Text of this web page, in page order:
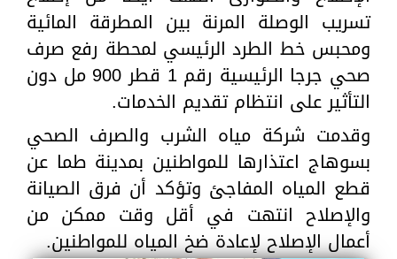
تسريب الوصلة المرنة بين المطرقة المائية
ومحبس خط الطرد الرئيسي لمحطة رفع صرف
صحي جرجا الرئيسية رقم 1 قطر 900 مل دون
التأثير على انتظام تقديم الخدمات.
وقدمت شركة مياه الشرب والصرف الصحي
بسوهاج اعتذارها للمواطنين بمدينة طما عن
قطع المياه المفاجئ وتؤكد أن فرق الصيانة
والإصلاح انتهت في أقل وقت ممكن من
أعمال الإصلاح لإعادة ضخ المياه للمواطنين.